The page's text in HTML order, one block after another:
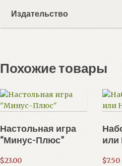
Издательство
Похожие товары
Настольная игра
“Минус-Плюс”
$23.00
или
$7.50